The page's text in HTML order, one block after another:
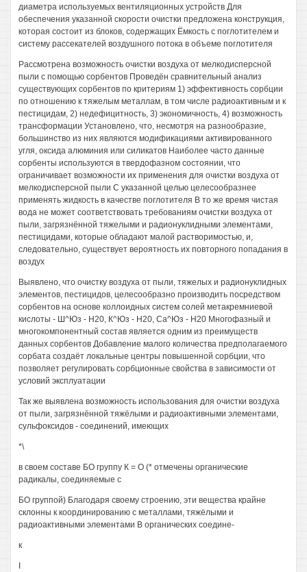
диаметра используемых вентиляционных устройств Для
обеспечения указанной скорости очистки предложена конструкция,
которая состоит из блоков, содержащих Ёмкость с поглотителем и
систему рассекателей воздушного потока в объеме поглотителя
Рассмотрена возможность очистки воздуха от мелкодисперсной
пыли с помощью сорбентов Проведён сравнительный анализ
существующих сорбентов по критериям 1) эффективность сорбции
по отношению к тяжелым металлам, в том числе радиоактивным и к
пестицидам, 2) недефицитность, 3) экономичность, 4) возможность
трансформации Установлено, что, несмотря на разнообразие,
большинство из них являются модификациями активированного
угля, оксида алюминия или силикатов Наиболее часто данные
сорбенты используются в твердофазном состоянии, что
ограничивает возможности их применения для очистки воздуха от
мелкодисперсной пыли С указанной целью целесообразнее
применять жидкость в качестве поглотителя В то же время чистая
вода не может соответствовать требованиям очистки воздуха от
пыли, загрязнённой тяжелыми и радионуклидными элементами,
пестицидами, которые обладают малой растворимостью, и,
следовательно, существует вероятность их повторного попадания в
воздух
Выявлено, что очистку воздуха от пыли, тяжелых и радионуклидных
элементов, пестицидов, целесообразно производить посредством
сорбентов на основе коллоидных систем солей метакремниевой
кислоты - Ш^Юз - Н20, К^Юз - Н20, Са^Юз - Н20 Многофазный и
многокомпонентный состав является одним из преимуществ
данных сорбентов Добавление малого количества предполагаемого
сорбата создаёт локальные центры повышенной сорбции, что
позволяет регулировать сорбционные свойства в зависимости от
условий эксплуатации
Так же выявлена возможность использования для очистки воздуха
от пыли, загрязнённой тяжёлыми и радиоактивными элементами,
сульфоксидов - соединений, имеющих
*\
в своем составе БО группу К = О (* отмечены органические
радикалы, соединяемые с
БО группой) Благодаря своему строению, эти вещества крайне
склонны к координированию с металлами, тяжёлыми и
радиоактивными элементами В органических соедине-
к